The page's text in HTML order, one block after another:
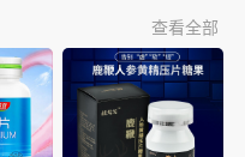
查看全部